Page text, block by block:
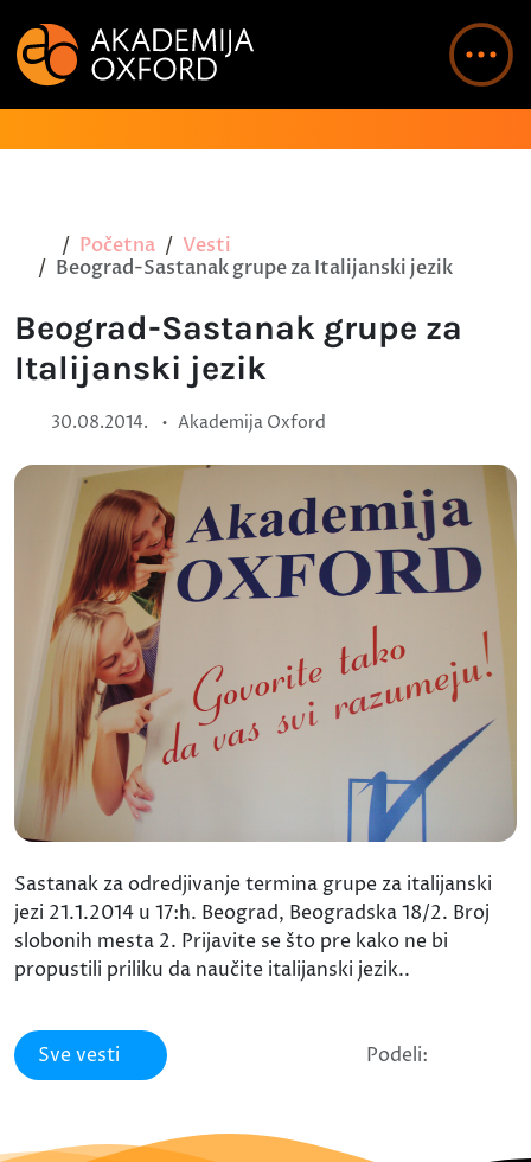
Početna
Vesti
Beograd-Sastanak grupe za Italijanski jezik
Beograd-Sastanak grupe za
Italijanski jezik
30.08.2014. • Akademija Oxford
Sastanak za odredjivanje termina grupe za italijanski
jezi 21.1.2014 u 17:h. Beograd, Beogradska 18/2. Broj
slobonih mesta 2. Prijavite se što pre kako ne bi
propustili priliku da naučite italijanski jezik..
Sve vesti Podeli: